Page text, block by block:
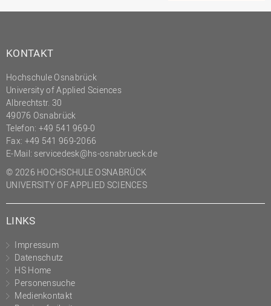
KONTAKT
Hochschule Osnabrück
University of Applied Sciences
Albrechtstr. 30
49076 Osnabrück
Telefon: +49 541 969-0
Fax: +49 541 969-2066
E-Mail: servicedesk@hs-osnabrueck.de
© 2026 HOCHSCHULE OSNABRÜCK
UNIVERSITY OF APPLIED SCIENCES
LINKS
Impressum
Datenschutz
HS Home
Personensuche
Medienkontakt